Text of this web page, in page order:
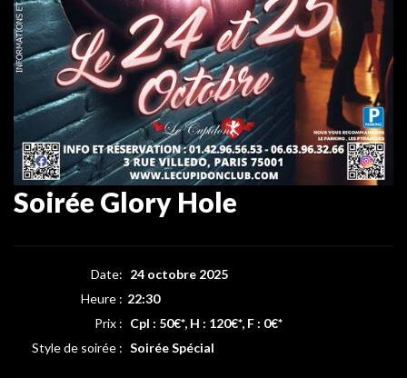
Soirée Glory Hole
Date: 24 octobre 2025
Heure : 22:30
Prix : Cpl : 50€*, H : 120€*, F : 0€*
Style de soirée : Soirée Spécial